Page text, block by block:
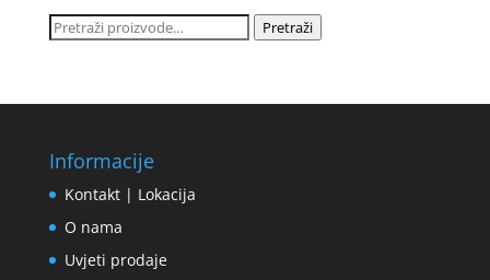
Pretraži: Pretraži
Informacije
Kontakt | Lokacija
O nama
Uvjeti prodaje